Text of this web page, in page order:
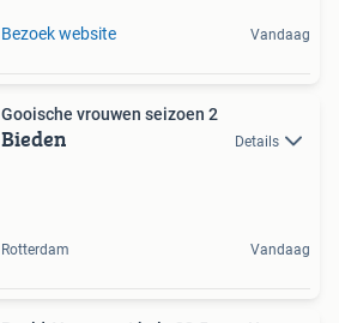
Bezoek website Vandaag
Gooische vrouwen seizoen 2
Bieden Details
Rotterdam Vandaag